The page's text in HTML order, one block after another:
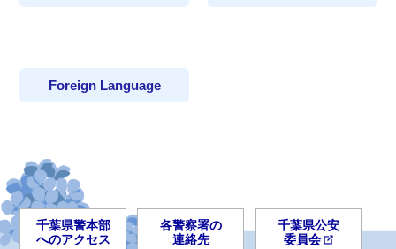
Foreign Language
千葉県警本部
へのアクセス
各警察署の
連絡先
千葉県公安
委員会